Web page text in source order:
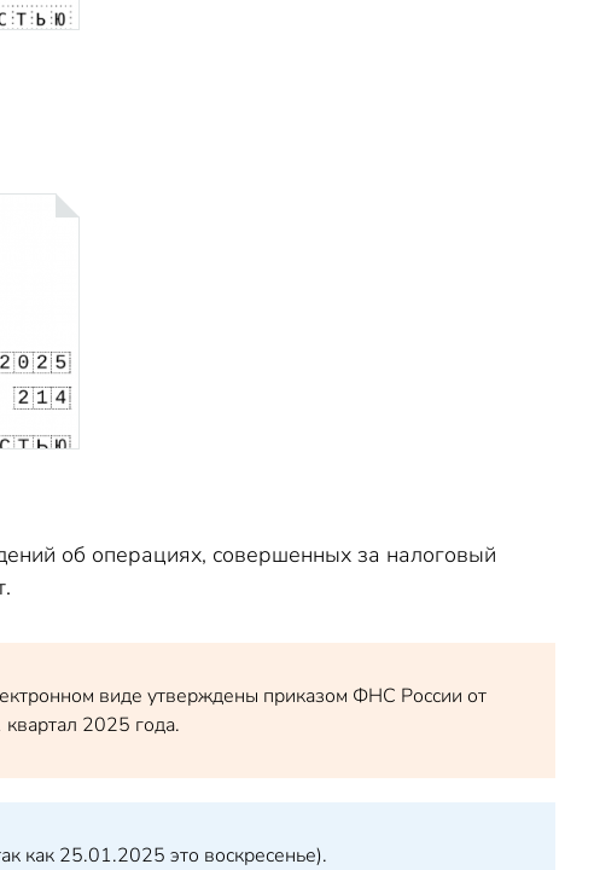
об операциях, совершенных за налоговый
виде утверждены приказом ФНС России от
2025 года.
как 25.01.2025 это воскресенье).